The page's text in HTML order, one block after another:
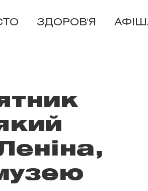
ЗДОРОВ'Я